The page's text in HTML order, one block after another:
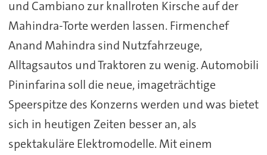
und Cambiano zur knallroten Kirsche auf der
Mahindra-Torte werden lassen. Firmenchef
Anand Mahindra sind Nutzfahrzeuge,
Alltagsautos und Traktoren zu wenig. Automobili
Pininfarina soll die neue, imageträchtige
Speerspitze des Konzerns werden und was bietet
sich in heutigen Zeiten besser an, als
spektakuläre Elektromodelle. Mit einem